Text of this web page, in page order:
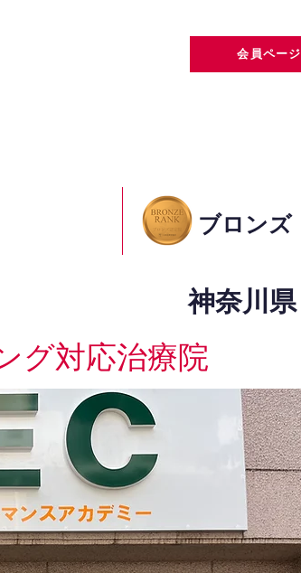
会員ページ
ブロンズ
神奈川県
グ対応治療院